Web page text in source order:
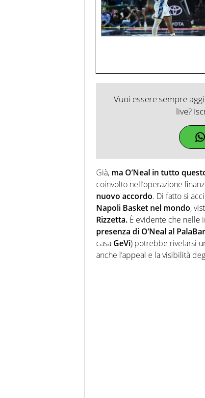
Vuoi essere sempre
live?
Già, ma O’Neal in tutto
coinvolto nell’operazione
nuovo accordo. Di fatto si
Napoli Basket nel mondo,
Rizzetta. È evidente che nelle
presenza di O’Neal al
casa GeVi) potrebbe rivelarsi
anche l’appeal e la visibilità